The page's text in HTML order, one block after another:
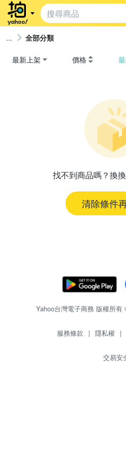
全部分類
最新上架 價格
找不到商品嗎？換
清除條件
Yahoo台灣電子商務 版權所
服務條款 | 隱私權 |
交易安